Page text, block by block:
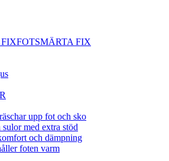
FOTSMÄRTA FIX
upp fot och sko
med extra stöd
och dämpning
foten varm